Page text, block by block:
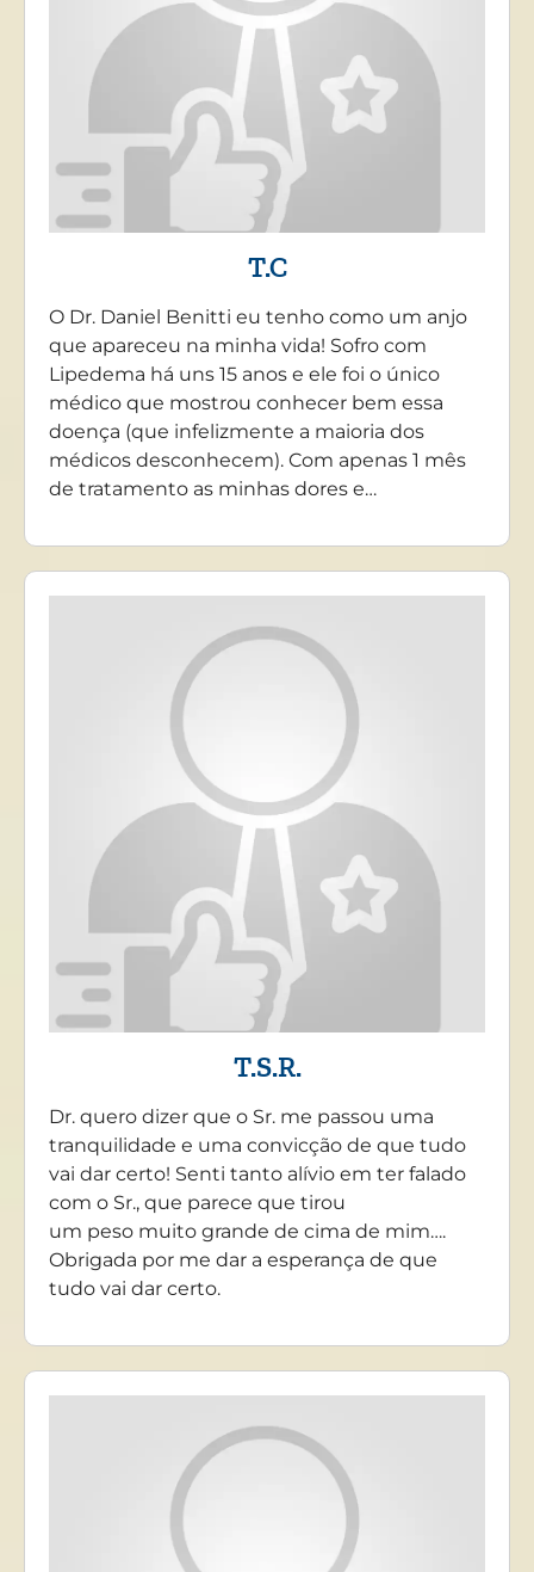
T.C
O Dr. Daniel Benitti eu tenho como um anjo
que apareceu na minha vida! Sofro com
Lipedema há uns 15 anos e ele foi o único
médico que mostrou conhecer bem essa
doença (que infelizmente a maioria dos
médicos desconhecem). Com apenas 1 mês
de tratamento as minhas dores e…
T.S.R.
Dr. quero dizer que o Sr. me passou uma
tranquilidade e uma convicção de que tudo
vai dar certo! Senti tanto alívio em ter falado
com o Sr., que parece que tirou
um peso muito grande de cima de mim….
Obrigada por me dar a esperança de que
tudo vai dar certo.